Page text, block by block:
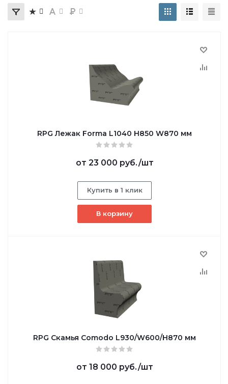
RPG Лежак Forma L1040 H850 W870 мм
от 23 000 руб./шт
Купить в 1 клик
В корзину
RPG Скамья Comodo L930/W600/H870 мм
от 18 000 руб./шт